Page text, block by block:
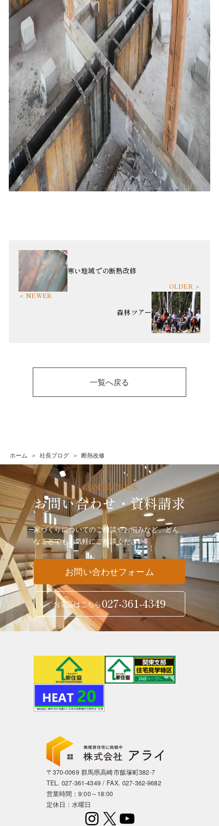
寒い地域での断熱改修
森林ツアー
一覧へ戻る
ホーム 社長ブログ 断熱改修
お問い合わせ・資料請求
家づくりについてのご相談やお悩みなど、どん
なことでもお気軽にご相談ください。
お問い合わせフォーム
お電話はこちら 027-361-4349
〒370-0069 群馬県高崎市飯塚町382-7
TEL.027-361-4349/ FAX. 027-362-9682
営業時間：9:00～18:00
定休日：水曜日
Instagram
X YouTube